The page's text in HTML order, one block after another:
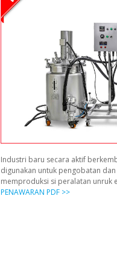
Industri baru secara aktif
digunakan untuk pengobatan
memproduksi si peralatan unruk
PENAWARAN PDF >>